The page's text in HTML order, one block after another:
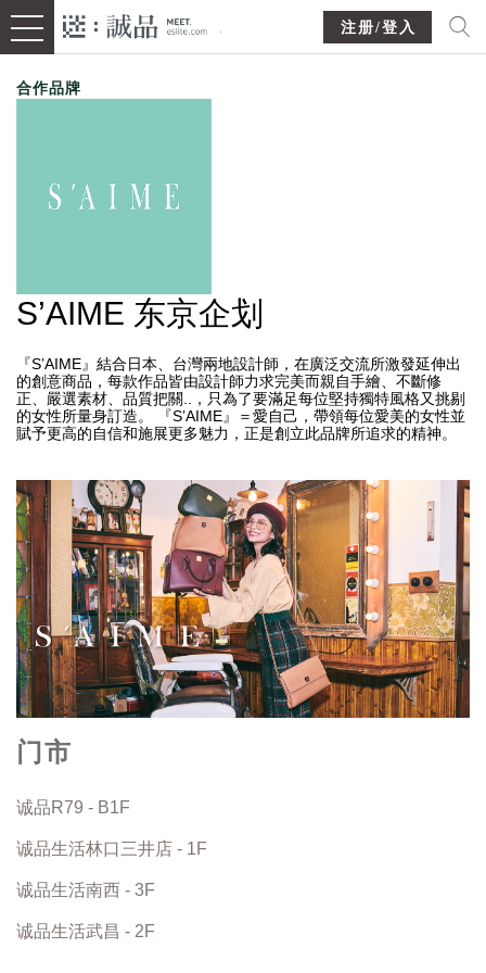
注册/登入
合作品牌
S’AIME 东京企划
『S’AIME』結合日本、台灣兩地設計師，在廣泛交流所激發延伸出
的創意商品，每款作品皆由設計師力求完美而親自手繪、不斷修
正、嚴選素材、品質把關..，只為了要滿足每位堅持獨特風格又挑剔
的女性所量身訂造。 『S’AIME』＝愛自己，帶領每位愛美的女性並
賦予更高的自信和施展更多魅力，正是創立此品牌所追求的精神。
门市
诚品R79 - B1F
诚品生活林口三井店 - 1F
诚品生活南西 - 3F
诚品生活武昌 - 2F